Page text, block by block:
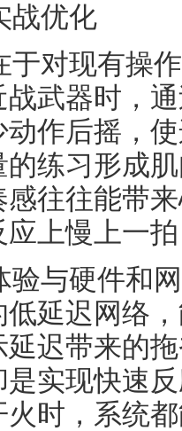
战优化
于对现有操
武器时，
作后摇，
练习形成
往往能带
上慢上一
验与硬件和
延迟网络
迟带来的
实现快速
时，系统